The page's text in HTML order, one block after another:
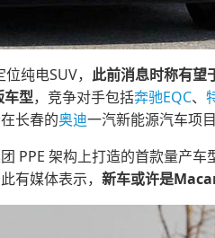
纯电SUV， 此前消息时称有望
车型，竞争对手包括奔驰EQC、
长春的奥迪一汽新能源汽车项目
PPE 架构上打造的首款量产车
有媒体表示， 新车或许是